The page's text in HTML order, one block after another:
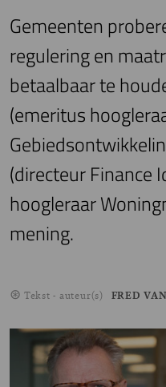
Gemeenten
regulering en
betaalbaar te
(emeritus
(directeur Finance
hoogleraar
mening.
Tekst - auteur(s) FRED